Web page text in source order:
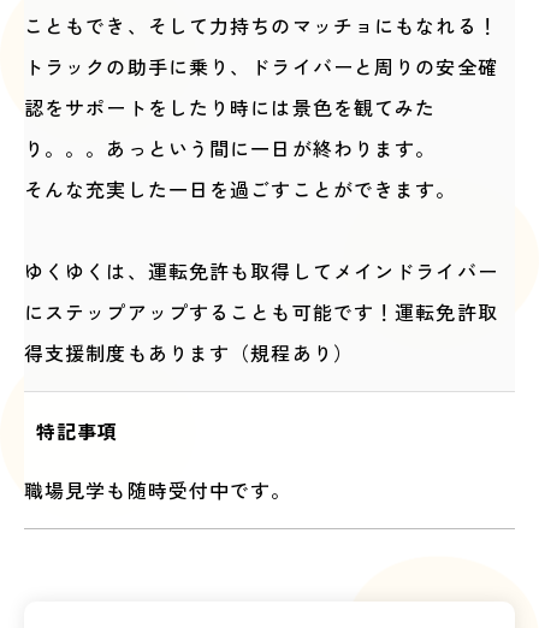
こともでき、そして力持ちのマッチョにもなれる！
トラックの助手に乗り、ドライバーと周りの安全確
認をサポートをしたり時には景色を観てみた
り。。。あっという間に一日が終わります。
そんな充実した一日を過ごすことができます。
ゆくゆくは、運転免許も取得してメインドライバー
にステップアップすることも可能です！運転免許取
得支援制度もあります（規程あり）
特記事項
職場見学も随時受付中です。